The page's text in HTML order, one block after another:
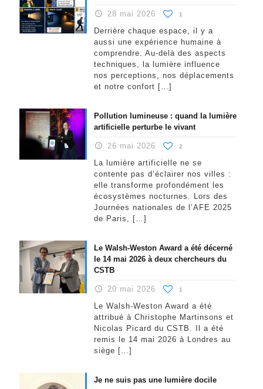
28 mai 2026 1
Derrière chaque espace, il y a
aussi une expérience humaine à
comprendre. Au-delà des aspects
techniques, la lumière influence
nos perceptions, nos déplacements
et notre confort […]
Pollution lumineuse : quand la lumière
artificielle perturbe le vivant
26 mai 2026 2
La lumière artificielle ne se
contente pas d’éclairer nos villes :
elle transforme profondément les
écosystèmes nocturnes. Lors des
Journées nationales de l’AFE 2025
de Paris, […]
Le Walsh-Weston Award a été décerné
le 14 mai 2026 à deux chercheurs du
CSTB
20 mai 2026 1
Le Walsh-Weston Award a été
attribué à Christophe Martinsons et
Nicolas Picard du CSTB. Il a été
remis le 14 mai 2026 à Londres au
siège […]
Je ne suis pas une lumière docile